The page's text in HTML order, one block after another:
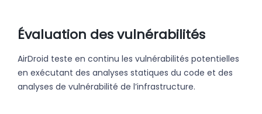
Évaluation des vulnérabilités
AirDroid teste en continu les vulnérabilités potentielles
en exécutant des analyses statiques du code et des
analyses de vulnérabilité de l’infrastructure.